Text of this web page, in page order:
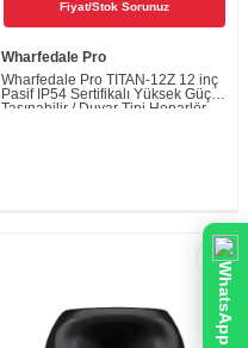
Fiyat/Stok Sorunuz
Wharfedale Pro
Wharfedale Pro TITAN-12Z 12 inç
Pasif IP54 Sertifikalı Yüksek Güçlü
Taşınabilir / Duvar Tipi Hoparlör
WhatsApp